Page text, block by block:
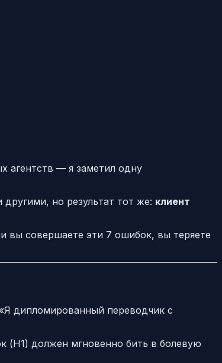
агентств — я заметил одну
но результат тот же: клиент
вы совершаете эти 7 ошибок, вы теряете
«Я дипломированный переводчик с
(H1) должен мгновенно бить в болевую